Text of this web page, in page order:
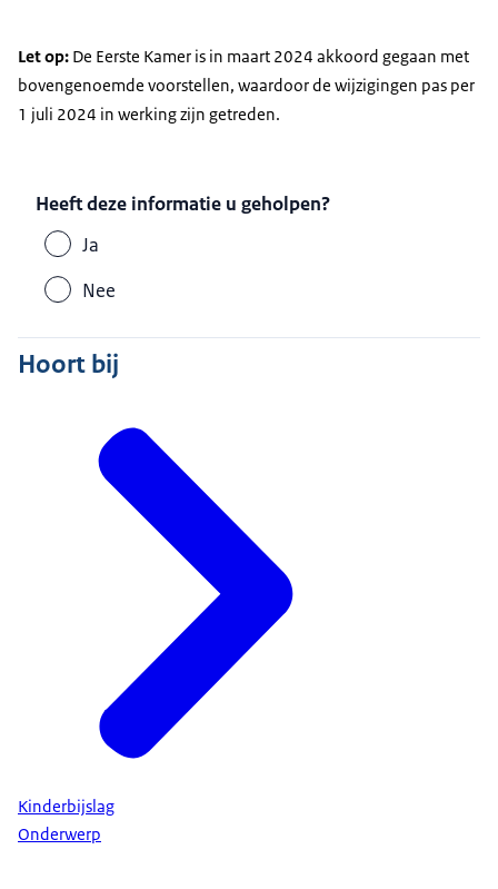
Let op: De Eerste Kamer is in maart 2024 akkoord gegaan met
bovengenoemde voorstellen, waardoor de wijzigingen pas per
1 juli 2024 in werking zijn getreden.
Heeft deze informatie u geholpen?
Ja
Nee
Hoort bij
Kinderbijslag
Onderwerp